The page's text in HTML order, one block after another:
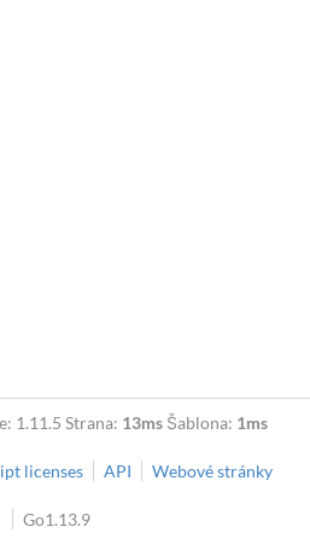
1.11.5 Strana: 13ms Šablona: 1ms
licenses API Webové stránky
Go1.13.9